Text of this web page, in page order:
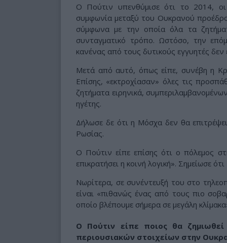
Ο Πούτιν υπενθύμισε ότι το 2014,
συμφωνία μεταξύ του Ουκρανού
σύμφωνα με την οποία όλα τα
συνταγματικό τρόπο. Ωστόσο, την
κανένας από τους δυτικούς εγγυητές δεν
Μετά από αυτό, όπως είπε, συνέβη η
Επίσης, «εκτροχίασαν» όλες τις
ζητήματα ειρηνικά,
ηγέτης.
Δήλωσε δε ότι η Μόσχα δεν θα
Ρωσίας.
Ο Πούτιν είπε επίσης ότι ο πόλεμος
επικρατήσει η κοινή λογική». Σημείωσε
Νωρίτερα, σε συνέντευξή του στο
είναι «πιθανώς ένας από τους πιο
οποίο βλέπουμε σήμερα σε μεγάλη
Ο Πούτιν είπε ποιος θα
περιουσιακών στοιχείων στην